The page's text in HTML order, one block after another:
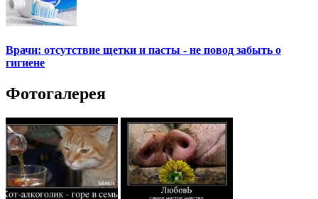
Врачи: отсутствие щетки и пасты - не повод забыть о
гигиене
Фотогалерея